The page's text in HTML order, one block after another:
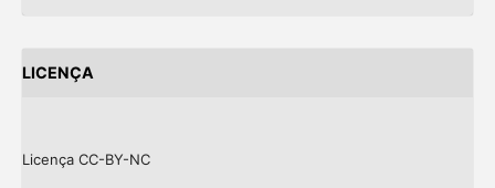
LICENÇA
Licença CC-BY-NC